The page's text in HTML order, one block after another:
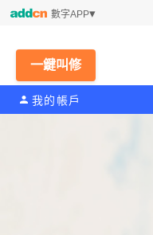
數字APP
一鍵叫修
我的帳戶